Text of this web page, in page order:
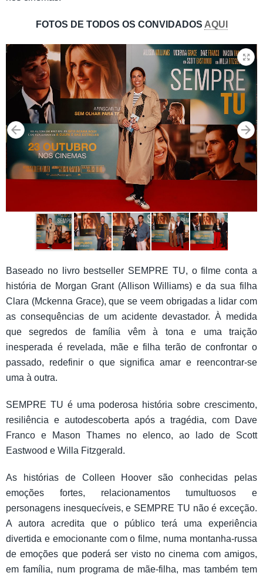
FOTOS DE TODOS OS CONVIDADOS AQUI
Baseado no livro bestseller SEMPRE TU, o filme conta a
história de Morgan Grant (Allison Williams) e da sua filha
Clara (Mckenna Grace), que se veem obrigadas a lidar com
as consequências de um acidente devastador. À medida
que segredos de família vêm à tona e uma traição
inesperada é revelada, mãe e filha terão de confrontar o
passado, redefinir o que significa amar e reencontrar-se
uma à outra.
SEMPRE TU é uma poderosa história sobre crescimento,
resiliência e autodescoberta após a tragédia, com Dave
Franco e Mason Thames no elenco, ao lado de Scott
Eastwood e Willa Fitzgerald.
As histórias de Colleen Hoover são conhecidas pelas
emoções fortes, relacionamentos tumultuosos e
personagens inesquecíveis, e SEMPRE TU não é exceção.
A autora acredita que o público terá uma experiência
divertida e emocionante com o filme, numa montanha-russa
de emoções que poderá ser visto no cinema com amigos,
em família, num programa de mãe-filha, mas também tem